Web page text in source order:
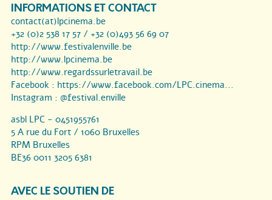
INFORMATIONS ET CONTACT
contact(at)lpcinema.be
+32 (0)2 538 17 57 / +32 (0)493 56 69 07
http://www.festivalenville.be
http://www.lpcinema.be
http://www.regardssurletravail.be
Facebook : https://www.facebook.com/LPC.cinema...
Instagram : @festival.enville
asbl LPC - 0451955761
5 A rue du Fort / 1060 Bruxelles
RPM Bruxelles
BE36 0011 3205 6381
AVEC LE SOUTIEN DE